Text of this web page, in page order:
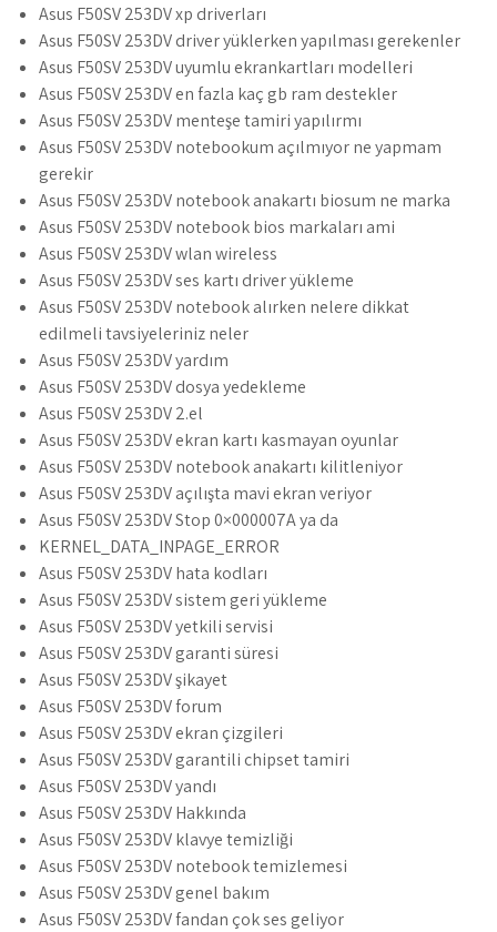
Asus F50SV 253DV xp driverları
Asus F50SV 253DV driver yüklerken yapılması gerekenler
Asus F50SV 253DV uyumlu ekrankartları modelleri
Asus F50SV 253DV en fazla kaç gb ram destekler
Asus F50SV 253DV menteşe tamiri yapılırmı
Asus F50SV 253DV notebookum açılmıyor ne yapmam
gerekir
Asus F50SV 253DV notebook anakartı biosum ne marka
Asus F50SV 253DV notebook bios markaları ami
Asus F50SV 253DV wlan wireless
Asus F50SV 253DV ses kartı driver yükleme
Asus F50SV 253DV notebook alırken nelere dikkat
edilmeli tavsiyeleriniz neler
Asus F50SV 253DV yardım
Asus F50SV 253DV dosya yedekleme
Asus F50SV 253DV 2.el
Asus F50SV 253DV ekran kartı kasmayan oyunlar
Asus F50SV 253DV notebook anakartı kilitleniyor
Asus F50SV 253DV açılışta mavi ekran veriyor
Asus F50SV 253DV Stop 0×000007A ya da
KERNEL_DATA_INPAGE_ERROR
Asus F50SV 253DV hata kodları
Asus F50SV 253DV sistem geri yükleme
Asus F50SV 253DV yetkili servisi
Asus F50SV 253DV garanti süresi
Asus F50SV 253DV şikayet
Asus F50SV 253DV forum
Asus F50SV 253DV ekran çizgileri
Asus F50SV 253DV garantili chipset tamiri
Asus F50SV 253DV yandı
Asus F50SV 253DV Hakkında
Asus F50SV 253DV klavye temizliği
Asus F50SV 253DV notebook temizlemesi
Asus F50SV 253DV genel bakım
Asus F50SV 253DV fandan çok ses geliyor